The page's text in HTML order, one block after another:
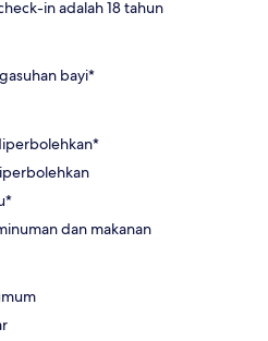
in adalah 18 tahun
bayi*
dan makanan